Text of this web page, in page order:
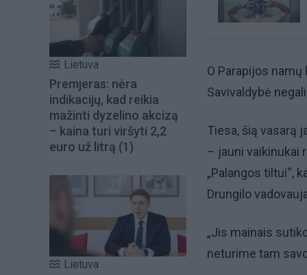
Lietuva
Premjeras: nėra
indikacijų, kad reikia
mažinti dyzelino akcizą
– kaina turi viršyti 2,2
euro už litrą (1)
Lietuva
O Parapijos
Savivaldybė
Tiesa, šią vasarą
– jauni vaikinukai
„Palangos tiltui“,
Drungilo
„Jis mainais
neturime tam